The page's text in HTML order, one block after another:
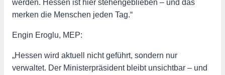
werden. Hessen ist hier stehengeblieben – und das
merken die Menschen jeden Tag.“
Engin Eroglu, MEP:
„Hessen wird aktuell nicht geführt, sondern nur
verwaltet. Der Ministerpräsident bleibt unsichtbar – und